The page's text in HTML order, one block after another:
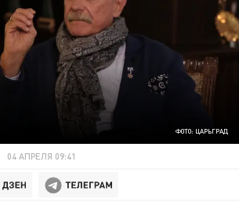
ФОТО: ЦАРЬГРАД
04 АПРЕЛЯ 09:41